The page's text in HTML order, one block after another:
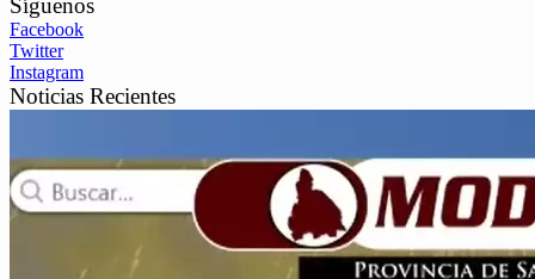
Síguenos
Facebook
Twitter
Instagram
Noticias Recientes